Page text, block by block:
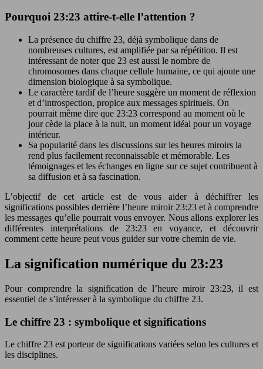
Pourquoi 23:23 attire-t-elle l’attention ?
La présence du chiffre 23, déjà symbolique dans de
nombreuses cultures, est amplifiée par sa répétition. Il est
intéressant de noter que 23 est aussi le nombre de
chromosomes dans chaque cellule humaine, ce qui ajoute une
dimension biologique à sa symbolique.
Le caractère tardif de l’heure suggère un moment de réflexion
et d’introspection, propice aux messages spirituels. On
pourrait même dire que 23:23 correspond au moment où le
jour cède la place à la nuit, un moment idéal pour un voyage
intérieur.
Sa popularité dans les discussions sur les heures miroirs la
rend plus facilement reconnaissable et mémorable. Les
témoignages et les échanges en ligne sur ce sujet contribuent à
sa diffusion et à sa fascination.
L’objectif de cet article est de vous aider à déchiffrer les
significations possibles derrière l’heure miroir 23:23 et à comprendre
les messages qu’elle pourrait vous envoyer. Nous allons explorer les
différentes interprétations de 23:23 en voyance, et découvrir
comment cette heure peut vous guider sur votre chemin de vie.
La signification numérique du 23:23
Pour comprendre la signification de l’heure miroir 23:23, il est
essentiel de s’intéresser à la symbolique du chiffre 23.
Le chiffre 23 : symbolique et significations
Le chiffre 23 est porteur de significations variées selon les cultures et
les disciplines.